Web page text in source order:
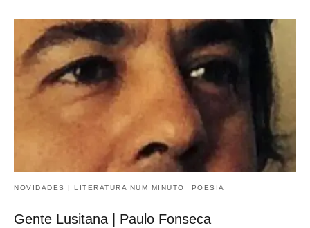
NOVIDADES | LITERATURA NUM MINUTO POESIA
Gente Lusitana | Paulo Fonseca